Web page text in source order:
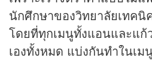
นักศึกษาของวิทยาลัยเทค
โดยที่ทุกเมนูทั้งแอนและแ
เองทั้งหมด แบ่งกันทำในเม